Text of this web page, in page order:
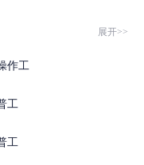
展开>>
作工
工
工